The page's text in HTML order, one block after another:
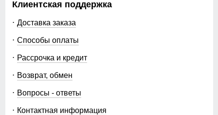
Клиентская поддержка
Доставка заказа
Способы оплаты
Рассрочка и кредит
Возврат, обмен
Вопросы - ответы
Контактная информация